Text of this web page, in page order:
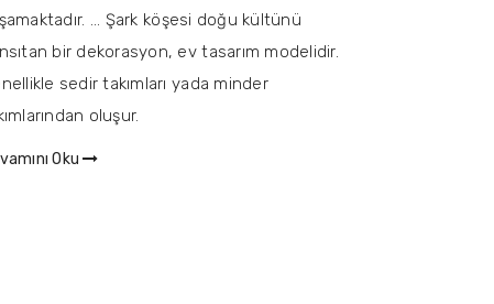
... Şark köşesi doğu kültünü
bir dekorasyon, ev tasarım modelidir.
sedir takımları yada minder
oluşur.
Oku